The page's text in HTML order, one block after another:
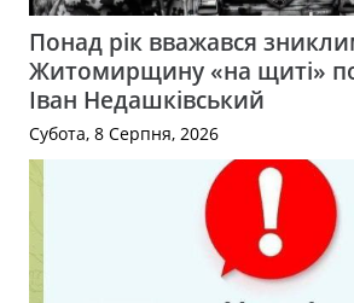
Понад рік вважався
Житомирщину «на щиті»
Іван Недашківський
Субота, 8 Серпня, 2026